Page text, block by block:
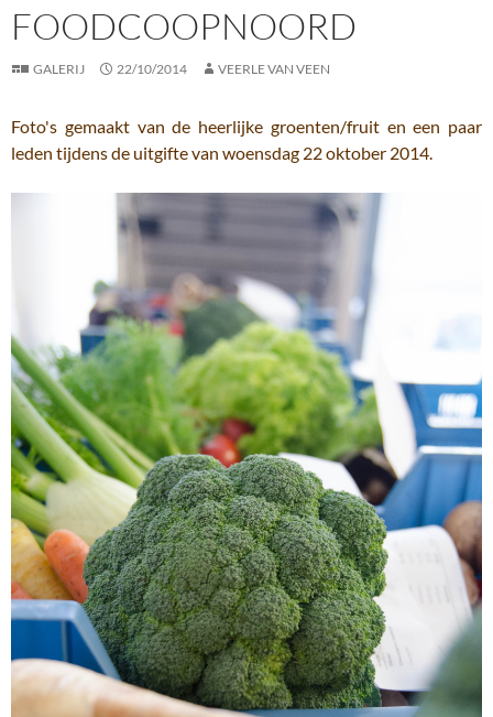
FOODCOOPNOORD
GALERIJ 22/10/2014 VEERLE VAN VEEN
Foto's gemaakt van de heerlijke groenten/fruit en een paar
leden tijdens de uitgifte van woensdag 22 oktober 2014.